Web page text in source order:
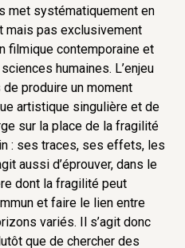
met systématiquement en
mais pas exclusivement
filmique contemporaine et
humaines. L’enjeu
produire un moment
artistique singulière et de
sur la place de la fragilité
: ses traces, ses effets, les
aussi d’éprouver, dans le
dont la fragilité peut
et faire le lien entre
variés. Il s’agit donc
que de chercher des